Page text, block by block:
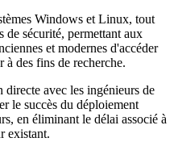
Windows et Linux, tout
de sécurité, permettant aux
et modernes d'accéder
à des fins de recherche.
avec les ingénieurs de
le succès du déploiement
en éliminant le délai associé à
existant.